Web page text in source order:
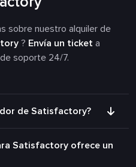
sobre nuestro alquiler de
? Envía un ticket a
soporte 24/7.
de Satisfactory?
Satisfactory ofrece un